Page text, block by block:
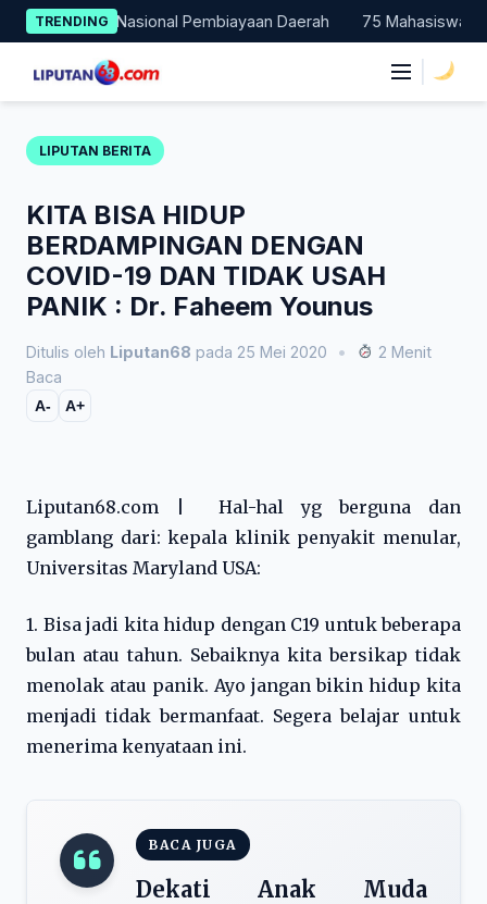
Skip
to
content
TRENDING
Nasional Pembiayaan Daerah 75 Mahasiswa Fakultas
LIPUTAN BERITA
KITA BISA HIDUP
BERDAMPINGAN DENGAN
COVID-19 DAN TIDAK USAH
PANIK : Dr. Faheem Younus
Ditulis oleh Liputan68 pada 25 Mei 2020 •
2 Menit
Baca
A- A+
Liputan68.com | Hal-hal yg berguna dan
gamblang dari: kepala klinik penyakit menular,
Universitas Maryland USA:
1. Bisa jadi kita hidup dengan C19 untuk beberapa
bulan atau tahun. Sebaiknya kita bersikap tidak
menolak atau panik. Ayo jangan bikin hidup kita
menjadi tidak bermanfaat. Segera belajar untuk
menerima kenyataan ini.
BACA JUGA
Dekati Anak Muda